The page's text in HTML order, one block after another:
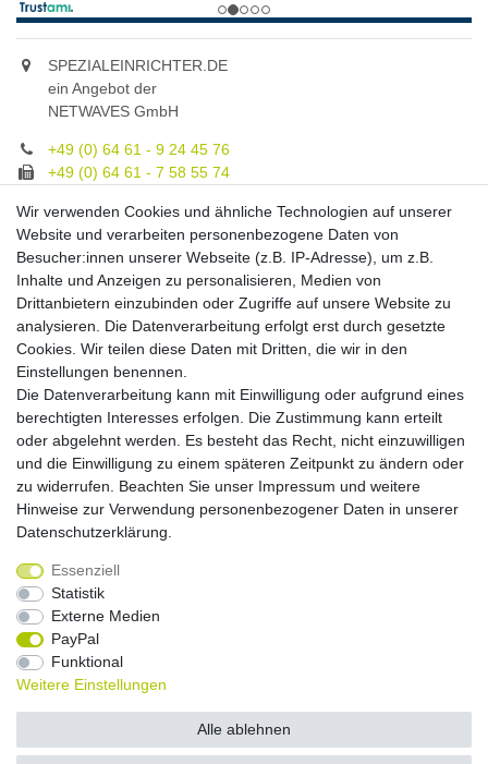
SPEZIALEINRICHTER.DE
ein Angebot der
NETWAVES GmbH
+49 (0) 64 61 - 9 24 45 76
+49 (0) 64 61 - 7 58 55 74
Unsere Fachberatung:
Montag - Freitag, 9.00 - 21.00
Zahlungsmöglichkeiten
Versandkosten
Versandarten
Auslandsversand, Hochgebirgs- oder
Insellieferung
Widerrufs­recht
Daten­schutz­erklärung
Wir verwenden Cookies und ähnliche Technologien auf unserer
Website und verarbeiten personenbezogene Daten von
Besucher:innen unserer Webseite (z.B. IP-Adresse), um z.B.
Inhalte und Anzeigen zu personalisieren, Medien von
Drittanbietern einzubinden oder Zugriffe auf unsere Website zu
analysieren. Die Datenverarbeitung erfolgt erst durch gesetzte
Cookies. Wir teilen diese Daten mit Dritten, die wir in den
Einstellungen benennen.
Die Datenverarbeitung kann mit Einwilligung oder aufgrund eines
berechtigten Interesses erfolgen. Die Zustimmung kann erteilt
oder abgelehnt werden. Es besteht das Recht, nicht einzuwilligen
und die Einwilligung zu einem späteren Zeitpunkt zu ändern oder
zu widerrufen. Beachten Sie unser Impressum und weitere
Hinweise zur Verwendung personenbezogener Daten in unserer
Daten­schutz­erklärung
Essenziell
Statistik
Externe Medien
PayPal
Funktional
Weitere Einstellungen
Alle ablehnen